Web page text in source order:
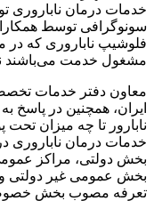
خدمات درمان ناباروری
سونوگرافی توسط
فلوشیپ ناباروری که در
مشغول خدمت می‌باشند
معاون دفتر خدمات
ایران، همچنین در پاسخ
نابارور تا چه میزان
تعرفه مصوب بخش